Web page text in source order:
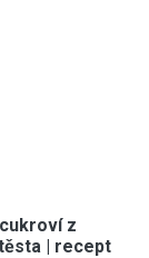
z
| recept